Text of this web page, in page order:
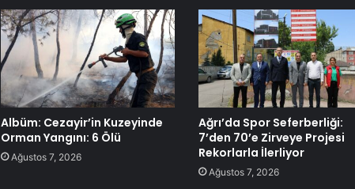
Albüm: Cezayir’in Kuzeyinde
Orman Yangını: 6 Ölü
Ağustos 7, 2026
Ağrı’da Spor Seferberliği:
7’den 70’e Zirveye Projesi
Rekorlarla İlerliyor
Ağustos 7, 2026